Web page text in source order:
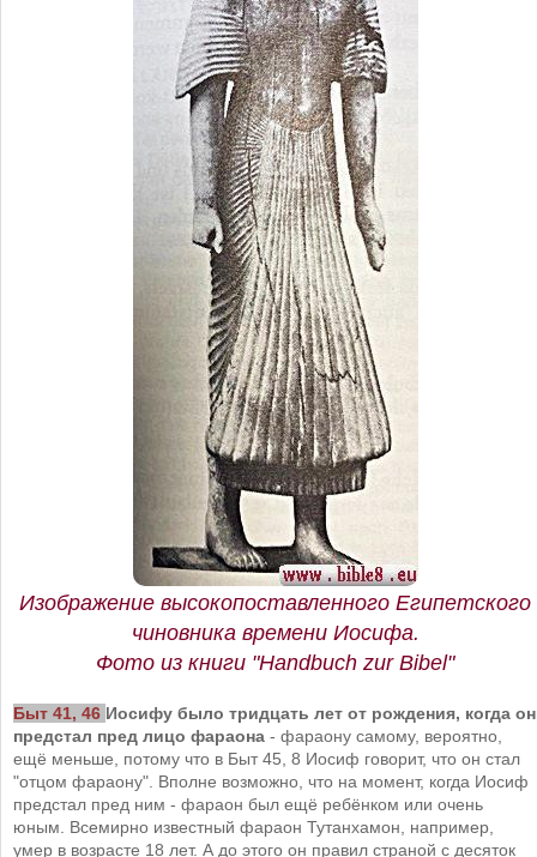
Изображение высокопоставленного Египетского
чиновника времени Иосифа.
Фото из книги "Handbuch zur Bibel"
Быт 41, 46 Иосифу было тридцать лет от рождения, когда он
предстал пред лицо фараона - фараону самому, вероятно,
ещё меньше, потому что в Быт 45, 8 Иосиф говорит, что он стал
"отцом фараону". Вполне возможно, что на момент, когда Иосиф
предстал пред ним - фараон был ещё ребёнком или очень
юным. Всемирно известный фараон Тутанхамон, например,
умер в возрасте 18 лет. А до этого он правил страной с десяток